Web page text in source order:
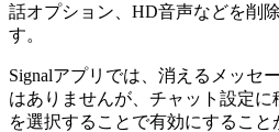
話オプション、HD音声などを削
す。
Signalアプリでは、消えるメッセ
はありませんが、チャット設定
を選択することで有効にすること